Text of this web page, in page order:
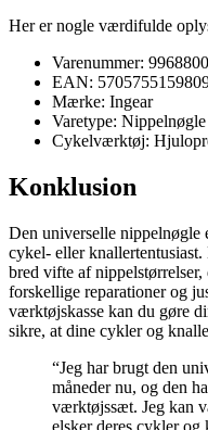
Her er nogle værdifulde
Varenummer:
EAN:
Mærke: Ingear
Varetype: Nippelnøgle
Cykelværktøj:
Konklusion
Den universelle
cykel- eller
bred vifte af
forskellige reparationer og
værktøjskasse kan du gøre
sikre, at dine cykler og
“Jeg har brugt den
måneder nu, og den
værktøjssæt. Jeg kan
elsker deres cykler og